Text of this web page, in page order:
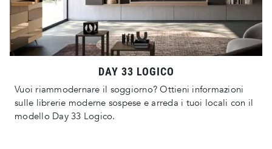
DAY 33 LOGICO
Vuoi riammodernare il soggiorno? Ottieni informazioni
sulle librerie moderne sospese e arreda i tuoi locali con il
modello Day 33 Logico.